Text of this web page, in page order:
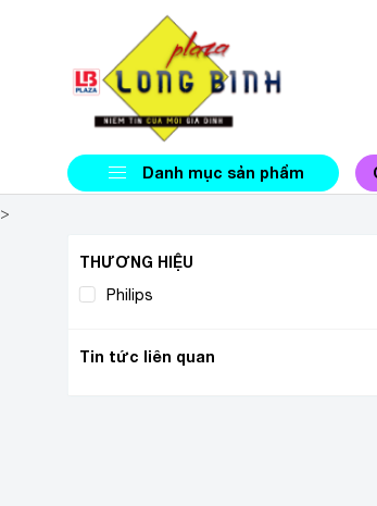
Danh mục sản phẩm
>
THƯƠNG HIỆU
Philips
Tin tức liên quan